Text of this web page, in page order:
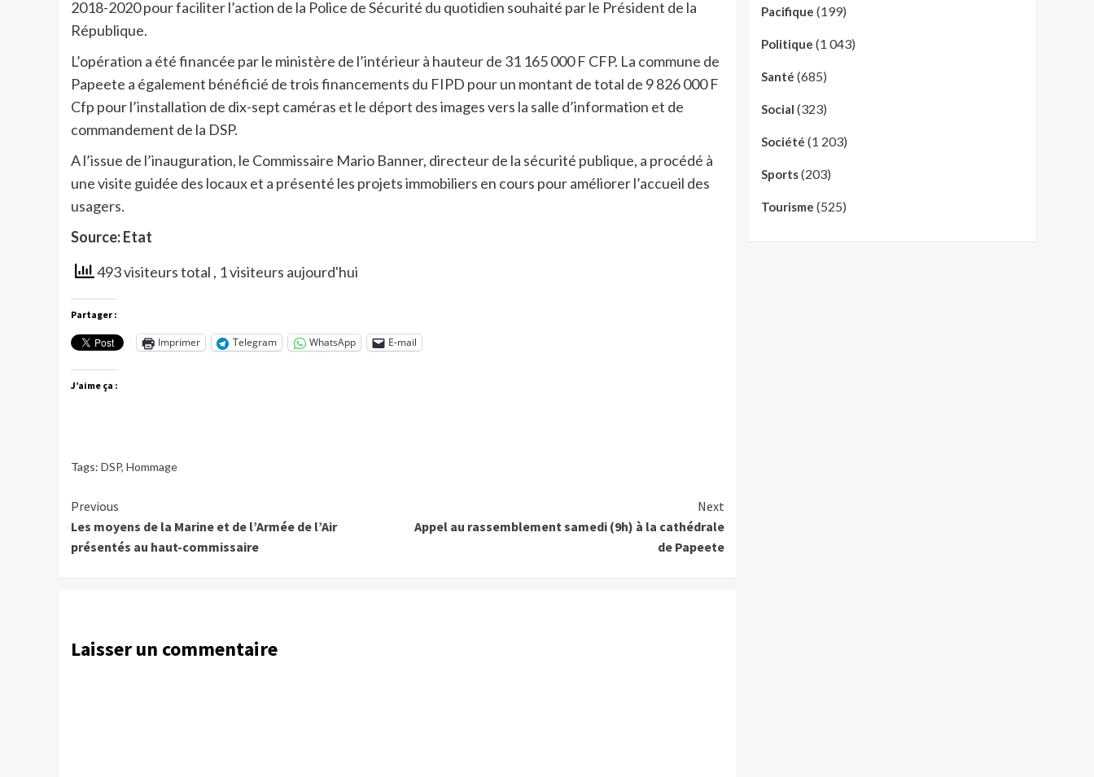
2018-2020 pour faciliter l’action de la Police de Sécurité du quotidien souhaité par le Président de la
République.
L’opération a été financée par le ministère de l’intérieur à hauteur de 31 165 000 F CFP. La commune de
Papeete a également bénéficié de trois financements du FIPD pour un montant de total de 9 826 000 F
Cfp pour l’installation de dix-sept caméras et le déport des images vers la salle d’information et de
commandement de la DSP.
A l’issue de l’inauguration, le Commissaire Mario Banner, directeur de la sécurité publique, a procédé à
une visite guidée des locaux et a présenté les projets immobiliers en cours pour améliorer l’accueil des
usagers.
Source: Etat
493 visiteurs total , 1 visiteurs aujourd'hui
Partager :
Imprimer Telegram WhatsApp E-mail
J’aime ça :
Tags: DSP, Hommage
Continue
Reading
Previous
Les moyens de la Marine et de l’Armée de l’Air
présentés au haut-commissaire
Next
Appel au rassemblement samedi (9h) à la cathédrale
de Papeete
Laisser un commentaire
Pacifique (199)
Politique (1 043)
Santé (685)
Social (323)
Société (1 203)
Sports(203)
Tourisme (525)